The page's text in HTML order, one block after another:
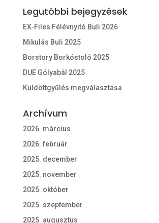
Legutóbbi bejegyzések
EX-Files Félévnyitó Buli 2026
Mikulás Buli 2025
Borstory Borkóstoló 2025
DUE Gólyabál 2025
Küldöttgyűlés megválasztása
Archívum
2026. március
2026. február
2025. december
2025. november
2025. október
2025. szeptember
2025. augusztus